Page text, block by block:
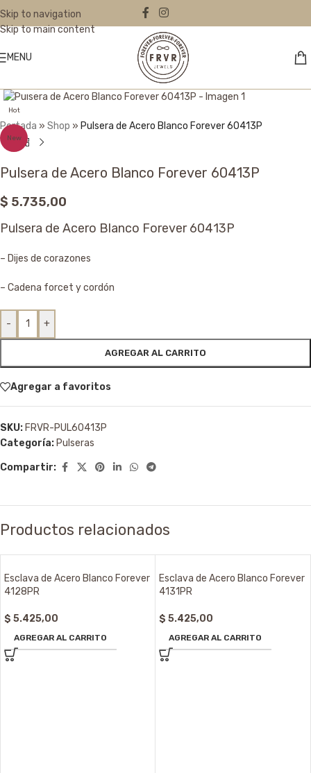
Skip to navigation
Skip to main content
MENU
Hot
New
Portada » Shop » Pulsera de Acero Blanco Forever 60413P
Pulsera de Acero Blanco Forever 60413P
$ 5.735,00
Pulsera de Acero Blanco Forever 60413P
– Dijes de corazones
– Cadena forcet y cordón
- +
AGREGAR AL CARRITO
Agregar a favoritos
SKU: FRVR-PUL60413P
Categoría: Pulseras
Compartir:
Productos relacionados
Esclava de Acero Blanco Forever
4128PR
$ 5.425,00
AGREGAR AL CARRITO
Esclava de Acero Blanco Forever
4131PR
$ 5.425,00
AGREGAR AL CARRITO